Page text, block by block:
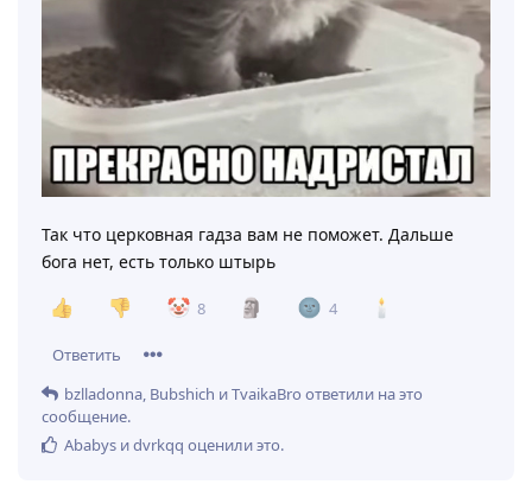
Так что церковная гадза вам не поможет. Дальше
бога нет, есть только штырь
8 4
Ответить
bzlladonna, Bubshich иTvaikaBro ответили на это
сообщение.
Ababys иdvrkqq оценили это.